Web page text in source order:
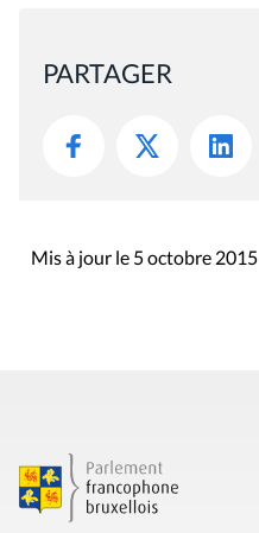
PARTAGER
Mis à jour le 5 octobre 2015